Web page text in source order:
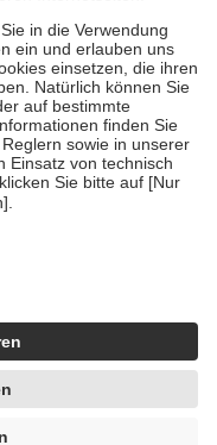
zu unterstützen,
18. Lebensjahr
die von der
um echte Bewertungen
künstlicher